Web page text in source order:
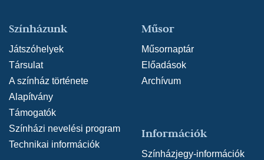
Színházunk
Játszóhelyek
Társulat
A színház története
Alapítvány
Támogatók
Színházi nevelési program
Technikai információk
Műsor
Műsornaptár
Előadások
Archívum
Információk
Színházjegy-információk